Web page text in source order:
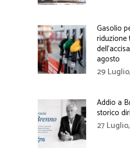
Gasolio
riduzione
agosto
29
Addio a
storico
27